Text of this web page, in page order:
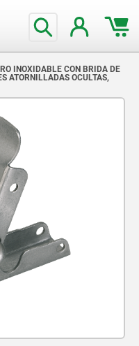
INOXIDABLE CON BRIDA DE
ATORNILLADAS OCULTAS,